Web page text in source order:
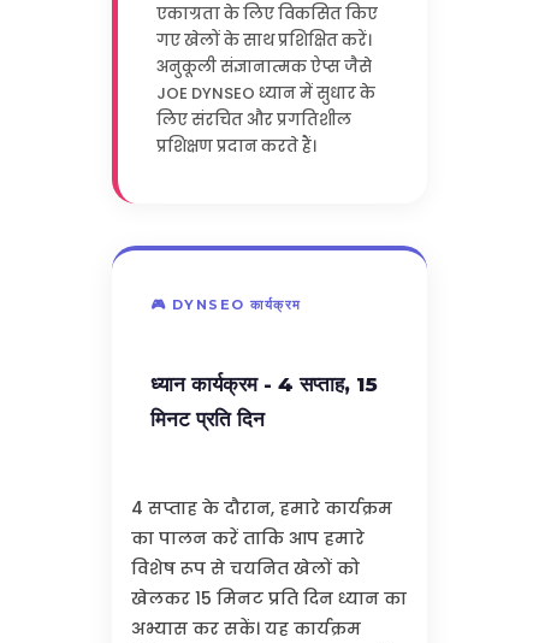
एकाग्रता के लिए विकसित किए
गए खेलों के साथ प्रशिक्षित करें।
अनुकूली संज्ञानात्मक ऐप्स जैसे
JOE DYNSEO ध्यान में सुधार के
लिए संरचित और प्रगतिशील
प्रशिक्षण प्रदान करते हैं।
🎮 DYNSEO कार्यक्रम
ध्यान कार्यक्रम - 4 सप्ताह, 15
मिनट प्रति दिन
4 सप्ताह के दौरान, हमारे कार्यक्रम
का पालन करें ताकि आप हमारे
विशेष रूप से चयनित खेलों को